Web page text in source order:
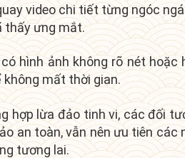
video chi tiết từng ngóc
thấy ưng mắt.
hình ảnh không rõ nét
mất thời gian.
hợp lừa đảo tinh vi, các đối
an toàn, vẫn nên ưu tiên
tương lai.